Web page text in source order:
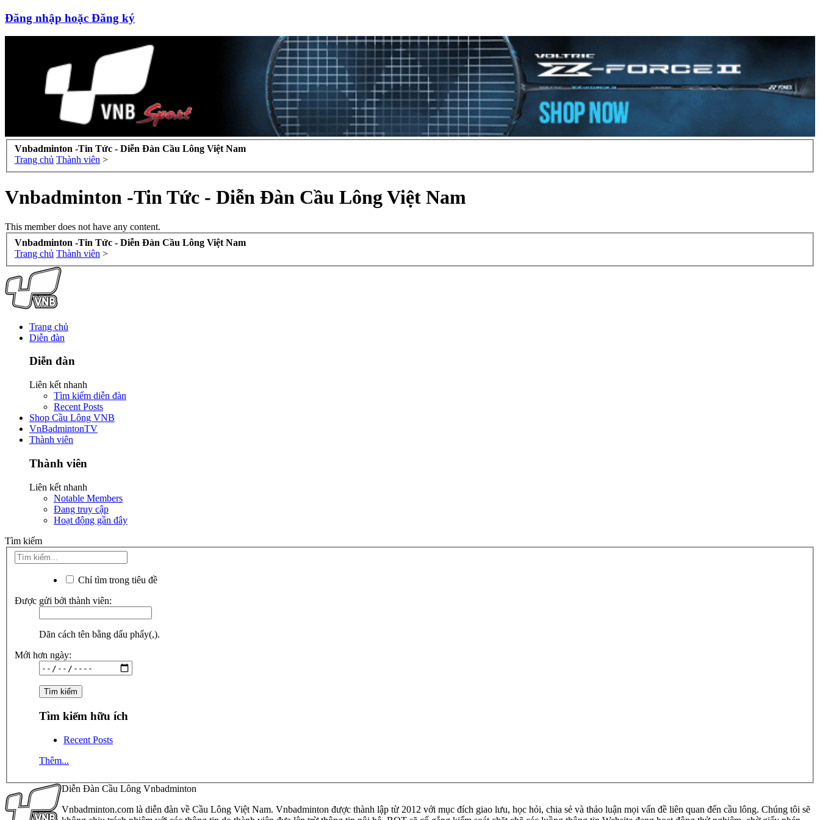
Đăng nhập hoặc Đăng ký
Vnbadminton -Tin Tức - Diễn Đàn Cầu Lông Việt Nam
Trang chủ Thành viên >
Vnbadminton -Tin Tức - Diễn Đàn Cầu Lông Việt Nam
This member does not have any content.
Vnbadminton -Tin Tức - Diễn Đàn Cầu Lông Việt Nam
Trang chủ Thành viên >
Trang chủ
Diễn đàn
Diễn đàn
Liên kết nhanh
Tìm kiếm diễn đàn
Recent Posts
Shop Cầu Lông VNB
VnBadmintonTV
Thành viên
Thành viên
Liên kết nhanh
Notable Members
Đang truy cập
Hoạt động gần đây
Tìm kiếm
Chỉ tìm trong tiêu đề
Được gửi bởi thành viên:
Dãn cách tên bằng dấu phẩy(,).
Mới hơn ngày:
Tìm kiếm hữu ích
Recent Posts
Thêm...
Diễn Đàn Cầu Lông Vnbadminton
Vnbadminton.com là diễn đàn về Cầu Lông Việt Nam. Vnbadminton được thành lập từ 2012 với mục đích giao lưu, học hỏi, chia sẻ và thảo luận mọi vấn đề liên quan đến cầu lông. Chúng tôi sẽ